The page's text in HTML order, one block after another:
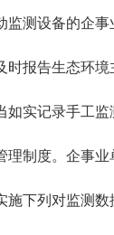
测设备的企事
报告生态环
实记录手工监
制度。企事业
下列对监测数